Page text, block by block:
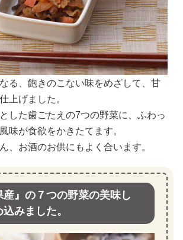
る、飽きのこない味をめざして、甘
上げました。
した歯ごたえの7つの野菜に、ふわっ
味が食欲をかきたてます。
、お酒のお供にもよく合います。
産』の７つの野菜の美味し
みました。